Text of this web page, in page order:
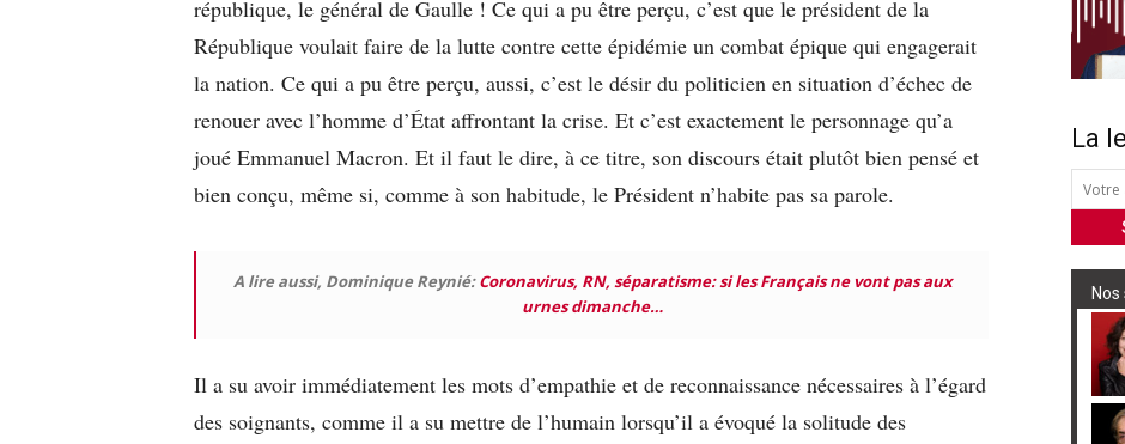
république, le général de Gaulle ! Ce qui a pu être perçu, c’est que le président de la
République voulait faire de la lutte contre cette épidémie un combat épique qui engagerait
la nation. Ce qui a pu être perçu, aussi, c’est le désir du politicien en situation d’échec de
renouer avec l’homme d’État affrontant la crise. Et c’est exactement le personnage qu’a
joué Emmanuel Macron. Et il faut le dire, à ce titre, son discours était plutôt bien pensé et
bien conçu, même si, comme à son habitude, le Président n’habite pas sa parole.
A lire aussi, Dominique Reynié:Coronavirus, RN, séparatisme: si les Français ne vont pas aux
urnes dimanche…
Il a su avoir immédiatement les mots d’empathie et de reconnaissance nécessaires à l’égard
des soignants, comme il a su mettre de l’humain lorsqu’il a évoqué la solitude des
La